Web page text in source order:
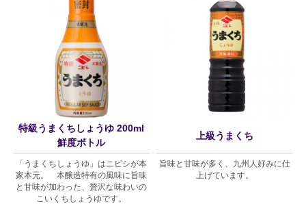
特級うまくちしょうゆ 200ml
鮮度ボトル
「うまくちしょうゆ」はニビシが本
家本元。 本醸造特有の風味に旨味
と甘味が加わった、贅沢な味わいの
こいくちしょうゆです。
上級うまくち
旨味と甘味が多く、九州人好みに仕
上げています。